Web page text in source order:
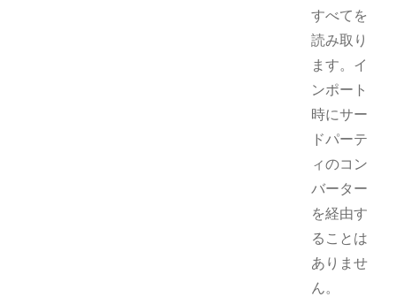
すべてを
読み取り
ます。イ
ンポート
時にサー
ドパーテ
ィのコン
バーター
を経由す
ることは
ありませ
ん。